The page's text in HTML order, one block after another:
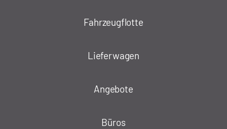
Fahrzeugflotte
Lieferwagen
Angebote
Büros